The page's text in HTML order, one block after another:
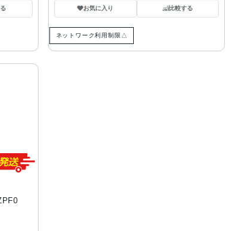
お気に入り 比較する
ネットワーク利用制限△